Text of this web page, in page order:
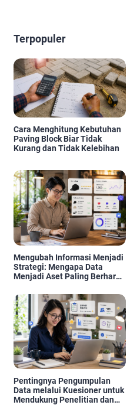
Terpopuler
Cara Menghitung Kebutuhan
Paving Block Biar Tidak
Kurang dan Tidak Kelebihan
Mengubah Informasi Menjadi
Strategi: Mengapa Data
Menjadi Aset Paling Berharga
Pentingnya Pengumpulan
Data melalui Kuesioner untuk
Mendukung Penelitian dan